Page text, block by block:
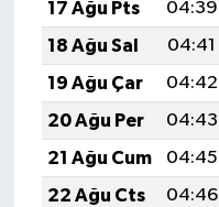
17 Ağu Pts
04:39
18 Ağu Sal
04:41
19 Ağu Çar
04:42
20 Ağu Per
04:43
21 Ağu Cum
04:45
22 Ağu Cts
04:46